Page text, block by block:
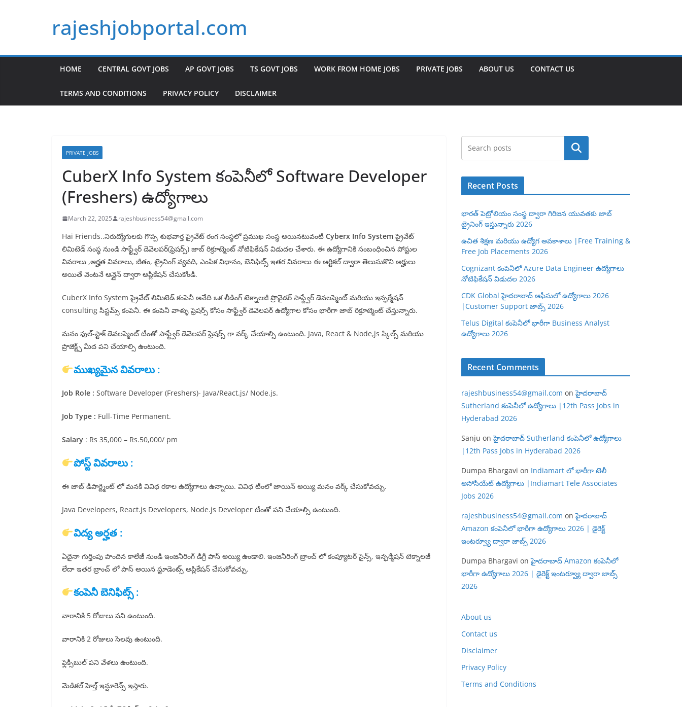
rajeshjobportal.com
HOME CENTRAL GOVT JOBS AP GOVT JOBS TS GOVT JOBS WORK FROM HOME JOBS PRIVATE JOBS ABOUT US CONTACT US
TERMS AND CONDITIONS PRIVACY POLICY DISCLAIMER
PRIVATE JOBS
CuberX Info System కంపెనీలో Software Developer
(Freshers) ఉద్యోగాలు
March 22, 2025 rajeshbusiness54@gmail.com
Hai Friends..నిరుద్యోగులకు గొప్ప శుభవార్త ప్రైవేట్ రంగ సంస్థలో ప్రముఖ సంస్థ అయినటువంటి Cyberx Info Systemప్రైవేట్
లిమిటెడ్ సంస్థ నుండి సాఫ్ట్వేర్ డెవెలపర్(ఫ్రెషర్స్) జాబ్ రిక్రూట్మెంట్ నోటిఫికేషన్ విడుదల చేశారు. ఈ ఉద్యోగానికి సంబంధించిన పోస్టుల
వివరాలు ,అర్హత వివరాలు, జీతం, ట్రైనింగ్ వ్యవది, ఎంపిక విధానం, బెనిఫిట్స్ ఇతర వివరాలు ఈ ఆర్టికల్ ద్వారా తెలుసుకొని అర్హులు
అయితే వెంటనే ఆన్లైన్ ద్వారా అప్లికేషన్ చేసుకోండి.
CuberX Info System ప్రైవేట్ లిమిటెడ్ కంపెనీ అనేది ఒక లీడింగ్ టెక్నాలజీ ప్రొవైడర్ సాఫ్ట్వేర్ డెవలప్మెంట్ మరియు ఇన్ఫర్మేషన్
consulting సిస్టమ్స్ కంపెనీ. ఈ కంపెనీ వాళ్ళు ఫ్రెషర్స్ కోసం సాఫ్ట్వేర్ డెవెలపర్ ఉద్యోగాల కోసం భారీగా జాబ్ రిక్రూట్మెంట్ చేస్తున్నారు.
మనం ఫుల్-స్టాక్ డెవలప్మెంట్ టీంతో సాఫ్ట్వేర్ డెవెలపర్ ఫ్రెషర్స్ గా వర్క్ చేయాల్సి ఉంటుంది. Java, React & Node,js స్కిల్స్ మరియు
ప్రొజెక్ట్స్ మీద పని చేయాల్సి ఉంటుంది.
ముఖ్యమైన వివరాలు :
Job Role : Software Developer (Freshers)- Java/React.js/ Node.js.
Job Type : Full-Time Permanent.
Salary : Rs 35,000 – Rs.50,000/ pm
పోస్ట్ వివరాలు :
ఈ జాబ్ డిపార్ట్మెంట్ లో మనకి వివిధ రకాల ఉద్యోగాలు ఉన్నాయి. వివిధ టీంలో జాయిన్ అయ్యి మనం వర్క్ చేసుకోవచ్చు.
Java Developers, React.js Developers, Node.js Developer టీంతో పని చేయాల్సి ఉంటుంది.
విద్య అర్హత :
ఏదైనా గుర్తింపు పొందిన కాలేజీ నుండి ఇంజనీరింగ్ డిగ్రీ పాస్ అయ్యి ఉండాలి. ఇంజనీరింగ్ బ్రాంచ్ లో కంప్యూటర్ సైన్స్, ఇన్ఫర్మేషన్ టెక్నాలజీ
లేదా ఇతర బ్రాంచ్ లో పాస్ అయిన స్టూడెంట్స్ అప్లికేషన్ చేసుకోవచ్చు.
కంపెనీ బెనిఫిట్స్ :
వారానికి 5 రోజులు పని ఉంటుంది.
వారానికి 2 రోజులు సెలవు ఉంటుంది.
ఫ్లెక్సిబుల్ పని వేళలు ఉంటుంది.
మెడికల్ హెల్త్ ఇన్షూరెన్స్ ఇస్తారు.
Search
Recent Posts
భారత్ పెట్రోలియం సంస్థ ద్వారా గిరిజన యువతకు జాబ్
ట్రైనింగ్ ఇస్తున్నారు 2026
ఉచిత శిక్షణ మరియు ఉద్యోగ అవకాశాలు |Free Training &
Free Job Placements 2026
Cognizant కంపెనీలో Azure Data Engineer ఉద్యోగాలు
నోటిఫికేషన్ విడుదల 2026
CDK Global హైదరాబాద్ ఆఫీసులో ఉద్యోగాలు 2026
|Customer Support జాబ్స్ 2026
Telus Digital కంపెనీలో భారీగా Business Analyst
ఉద్యోగాలు 2026
Recent Comments
rajeshbusiness54@gmail.com onహైదరాబాద్
Sutherland కంపెనీలో ఉద్యోగాలు |12th Pass Jobs in
Hyderabad 2026
Sanju onహైదరాబాద్ Sutherland కంపెనీలో ఉద్యోగాలు
|12th Pass Jobs in Hyderabad 2026
Dumpa Bhargavi on Indiamart లో భారీగా టెలీ
అసోసియేట్ ఉద్యోగాలు |Indiamart Tele Associates
Jobs 2026
rajeshbusiness54@gmail.com onహైదరాబాద్
Amazon కంపెనీలో భారీగా ఉద్యోగాలు 2026 | డైరెక్ట్
ఇంటర్వ్యూ ద్వారా జాబ్స్ 2026
Dumpa Bhargavi onహైదరాబాద్ Amazon కంపెనీలో
భారీగా ఉద్యోగాలు 2026 | డైరెక్ట్ ఇంటర్వ్యూ ద్వారా జాబ్స్
2026
About us
Contact us
Disclaimer
Privacy Policy
Terms and Conditions